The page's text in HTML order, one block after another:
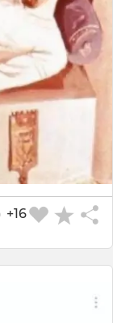
+16